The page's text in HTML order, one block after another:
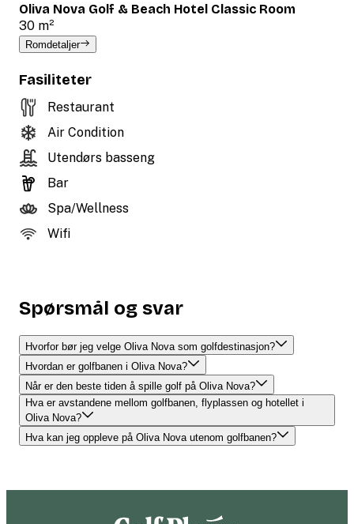
Oliva Nova Golf & Beach Hotel Classic Room
30 m²
Romdetaljer
Fasiliteter
Restaurant
Air Condition
Utendørs basseng
Bar
Spa/Wellness
Wifi
Spørsmål og svar
Hvorfor bør jeg velge Oliva Nova som golfdestinasjon?
Hvordan er golfbanen i Oliva Nova?
Når er den beste tiden å spille golf på Oliva Nova?
Hva er avstandene mellom golfbanen, flyplassen og hotellet i
Oliva Nova?
Hva kan jeg oppleve på Oliva Nova utenom golfbanen?